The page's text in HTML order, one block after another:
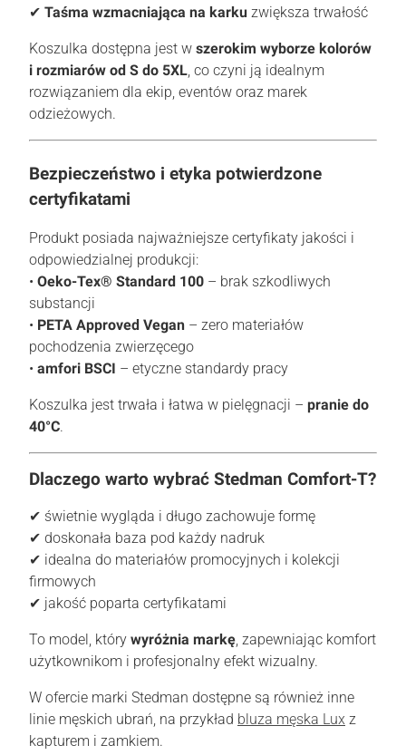
✔ Taśma wzmacniająca na karku zwiększa trwałość
Koszulka dostępna jest w szerokim wyborze kolorów
i rozmiarów od S do 5XL , co czyni ją idealnym
rozwiązaniem dla ekip, eventów oraz marek
odzieżowych.
Bezpieczeństwo i etyka potwierdzone
certyfikatami
Produkt posiada najważniejsze certyfikaty jakości i
odpowiedzialnej produkcji:
• Oeko-Tex® Standard 100 – brak szkodliwych
substancji
• PETA Approved Vegan – zero materiałów
pochodzenia zwierzęcego
• amfori BSCI – etyczne standardy pracy
Koszulka jest trwała i łatwa w pielęgnacji – pranie do
40°C.
Dlaczego warto wybrać Stedman Comfort-T?
✔ świetnie wygląda i długo zachowuje formę
✔ doskonała baza pod każdy nadruk
✔ idealna do materiałów promocyjnych i kolekcji
firmowych
✔ jakość poparta certyfikatami
To model, który wyróżnia markę, zapewniając komfort
użytkownikom i profesjonalny efekt wizualny.
W ofercie marki Stedman dostępne są również inne
linie męskich ubrań, na przykład bluza męska Lux z
kapturem i zamkiem.